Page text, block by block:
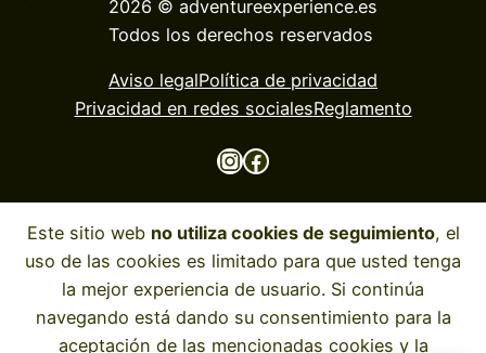
2026 © adventureexperience.es
Todos los derechos reservados
Aviso legalPolítica de privacidad
Privacidad en redes socialesReglamento
InstagramFacebook
Este sitio web no utiliza cookies de seguimiento, el
uso de las cookies es limitado para que usted tenga
la mejor experiencia de usuario. Si continúa
navegando está dando su consentimiento para la
aceptación de las mencionadas cookies y la